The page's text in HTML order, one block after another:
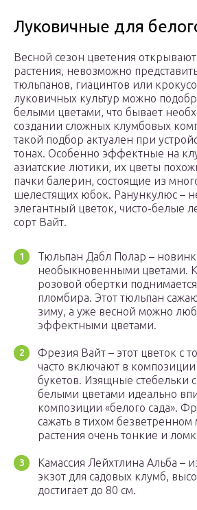
Луковичные для
Весной сезон цветения
растения, невозможно
тюльпанов, гиацинтов или
луковичных культур можно
белыми цветами, что бывает
создании сложных клумбовых
такой подбор актуален при
тонах. Особенно эффектные на
азиатские лютики, их цветы
пачки балерин, состоящие из
шелестящих юбок. Ранункулюс –
элегантный цветок, чисто-белые
сорт Вайт.
Тюльпан Дабл Полар –
необыкновенными цветами.
розовой обертки
пломбира. Этот тюльпан
зиму, а уже весной можно
эффектными цветами.
Фрезия Вайт – этот цветок с
часто включают в
букетов. Изящные стебельки
белыми цветами идеально
композиции «белого сада».
сажать в тихом безветренном
растения очень тонкие и
Камассия Лейхтлина Альба –
экзот для садовых клумб,
достигает до 80 см.